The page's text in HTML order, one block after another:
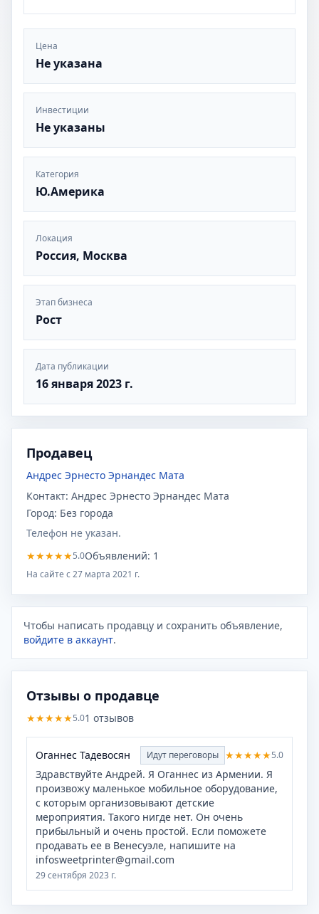
Цена
Не указана
Инвестиции
Не указаны
Категория
Ю.Америка
Локация
Россия, Москва
Этап бизнеса
Рост
Дата публикации
16 января 2023 г.
Продавец
Андрес Эрнесто Эрнандес Мата
Контакт: Андрес Эрнесто Эрнандес Мата
Город: Без города
Телефон не указан.
★★★★★5.0Объявлений: 1
На сайте с27 марта 2021 г.
Чтобы написать продавцу и сохранить объявление,
войдите в аккаунт.
Отзывы о продавце
★★★★★5.01 отзывов
Оганнес Тадевосян Идут переговоры ★★★★★5.0
Здравствуйте Андрей. Я Оганнес из Армении. Я
произвожу маленькое мобильное оборудование,
с которым организовывают детские
мероприятия. Такого нигде нет. Он очень
прибыльный и очень простой. Если поможете
продавать ее в Венесуэле, напишите на
infosweetprinter@gmail.com
29 сентября 2023 г.